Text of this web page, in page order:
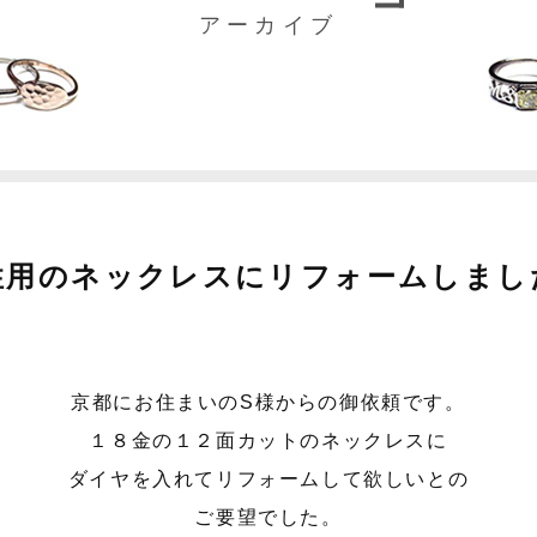
アーカイブ
用のネックレスにリフォームしまし
京都にお住まいのS様からの御依頼です。
１８金の１２面カットのネックレスに
ダイヤを入れてリフォームして欲しいとの
ご要望でした。